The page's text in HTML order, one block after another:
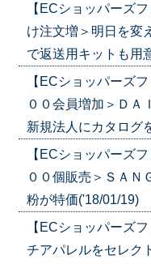
【ECショッパーズ
け注文増＞明日を変
で返送用キットも用
【ECショッパーズ
００会員増加＞ＤＡ
新規法人にカタログ
【ECショッパーズ
００個販売＞ＳＡＮ
粉が特価('18/01/19)
【ECショッパーズ
チアパレルをセレク